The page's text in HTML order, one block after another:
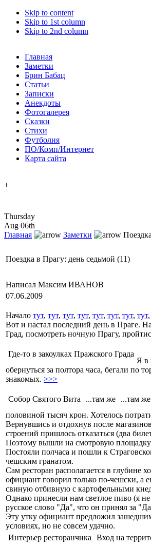
Skip to content
Skip to 1st column
Skip to 2nd column
Главная
Заметки
Брин Бабац
Статьи
Записки
Анекдоты
Фотогалерея
Сказки
Стихи
Футболия
ПО/Комп/Интернет
Карта сайта
+
Thursday
Aug 06th
Главная
Заметки
Поездка в Прагу: день седьмой (11)
Написал Максим ИВАНОВ
07.06.2009
Начало тут, тут, тут, тут, тут, тут, тут, тут,
Вот и настал последний день в Праге.
Град, посмотреть ночную Прагу,
Где-то в закоулках Пражского Града
Я в
обернуться за полтора часа, бегали по
знакомых. >>>
Собор Святого Вита ...там же ...там же
половиной тысяч крон. Хотелось
Вернувшись и отдохнув после
строений пришлось отказаться (два
Поэтому вышли на смотровую площадку
Постояли полчаса и пошли к
чешским гранатом.
Сам ресторан располагается в глубине
официант говорил только по-чешски, а
свиную отбивную с картофельными
Однако принесли нам светлое пиво (я
русское слово "Да", что он принял за
Эту утку официант предложил
условиях, но не совсем удачно.
Интерьер ресторанчика
Вход на